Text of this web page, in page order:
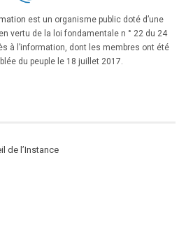
est un organisme public doté d’une
vertu de la loi fondamentale n ° 22 du 24
à l’information, dont les membres ont été
du peuple le 18 juillet 2017.
de l’Instance